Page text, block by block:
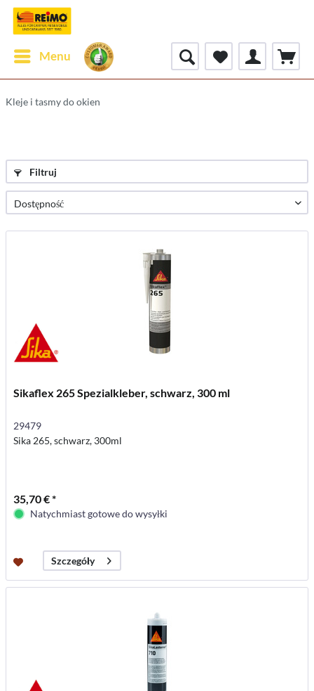
Menu
Kleje i tasmy do okien
Filtruj
Sikaflex 265 Spezialkleber, schwarz, 300 ml
29479
Sika 265, schwarz, 300ml
35,70 € *
Natychmiast gotowe do wysyłki
Szczegóły